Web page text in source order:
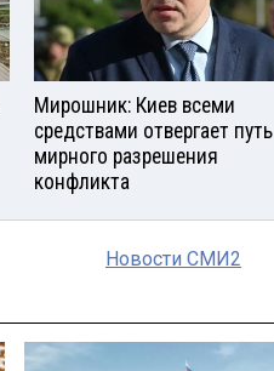
Мирошник: Киев всеми
средствами отвергает путь
мирного разрешения
конфликта
Новости СМИ2